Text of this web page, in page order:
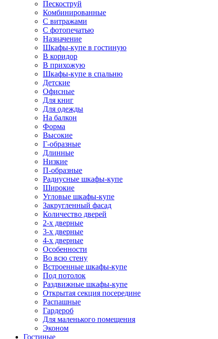
Пескоструй
Комбинированные
С витражами
С фотопечатью
Назначение
Шкафы-купе в гостиную
В коридор
В прихожую
Шкафы-купе в спальню
Детские
Офисные
Для книг
Для одежды
На балкон
Форма
Высокие
Г-образные
Длинные
Низкие
П-образные
Радиусные шкафы-купе
Широкие
Угловые шкафы-купе
Закругленный фасад
Количество дверей
2-х дверные
3-х дверные
4-х дверные
Особенности
Во всю стену
Встроенные шкафы-купе
Под потолок
Раздвижные шкафы-купе
Открытая секция посередине
Распашные
Гардероб
Для маленького помещения
Эконом
Гостиные